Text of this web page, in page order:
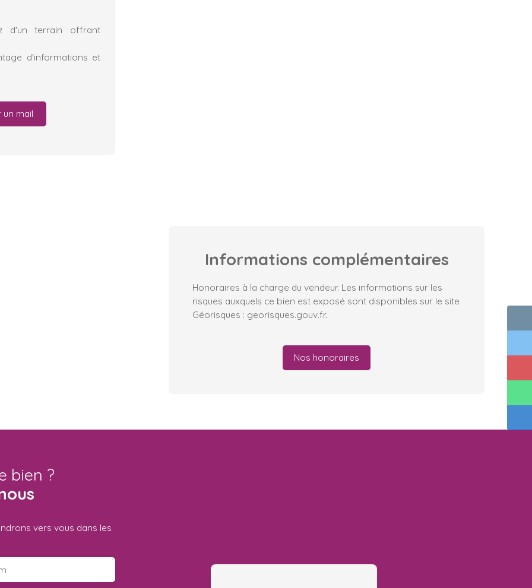
d'un terrain offrant
d'informations et
un mail
Informations complémentaires
Honoraires à la charge du vendeur. Les informations sur les
risques auxquels ce bien est exposé sont disponibles sur le site
Géorisques : georisques.gouv.fr.
Nos honoraires
bien ?
vers vous dans les